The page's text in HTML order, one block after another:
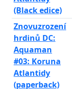
(Black edice)
Znovuzrození
hrdinů DC:
Aquaman
#03: Koruna
Atlantidy
(paperback)